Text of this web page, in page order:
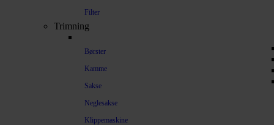
Filter
Trimning
Børster
Kamme
Sakse
Neglesakse
Klippemaskine